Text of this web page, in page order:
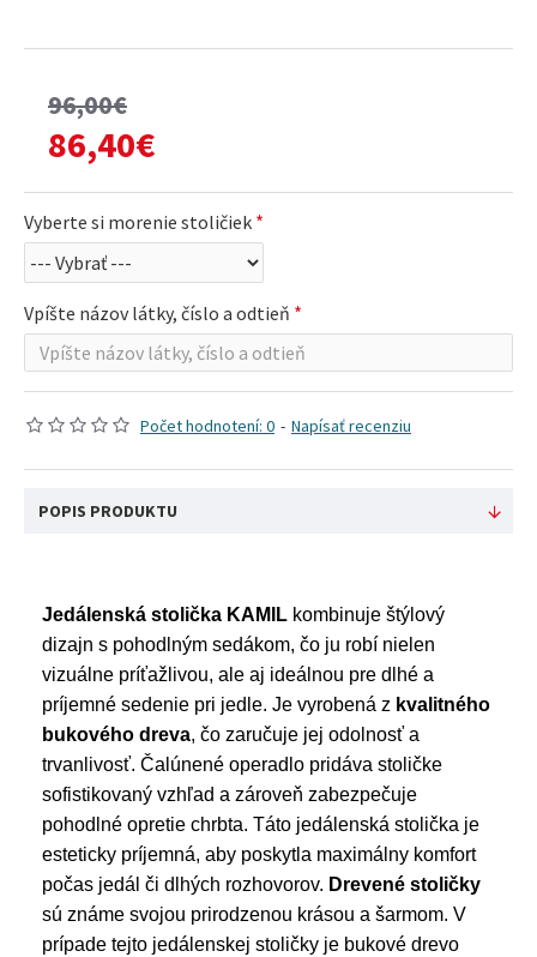
Počet hodnotení: 0 - Napísať recenziu
96,00€
86,40€
Vyberte si morenie stoličiek
Vpíšte názov látky, číslo a odtieň
POPIS PRODUKTU
Jedálenská stolička KAMIL kombinuje štýlový
dizajn s pohodlným sedákom, čo ju robí nielen
vizuálne príťažlivou, ale aj ideálnou pre dlhé a
príjemné sedenie pri jedle. Je vyrobená z kvalitného
bukového dreva, čo zaručuje jej odolnosť a
trvanlivosť. Čalúnené operadlo pridáva stoličke
sofistikovaný vzhľad a zároveň zabezpečuje
pohodlné opretie chrbta. Táto jedálenská stolička je
esteticky príjemná, aby poskytla maximálny komfort
počas jedál či dlhých rozhovorov. Drevené stoličky
sú známe svojou prirodzenou krásou a šarmom. V
prípade tejto jedálenskej stoličky je bukové drevo